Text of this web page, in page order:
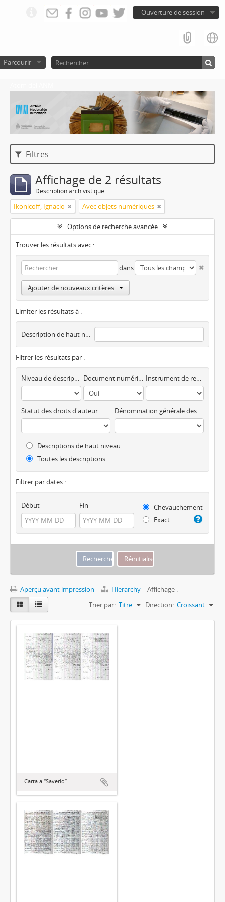
Ouverture de session
Parcourir
Filtres
Affichage de 2 résultats
Description archivistique
Ikonicoff, Ignacio Avec objets numériques
Options de recherche avancée
Trouver les résultats avec :
dans
Ajouter de nouveaux critères
Limiter les résultats à :
Description de haut niveau
Filtrer les résultats par :
Niveau de description Document numérique disponible Instrument de recherche
Statut des droits d'auteur Dénomination générale des documents
Descriptions de haut niveau
Toutes les descriptions
Filtrer par dates :
Début Fin
Chevauchement
Exact
Aperçu avant impression Hierarchy
Affichage :
Trier par: Titre Direction: Croissant
Carta a “Saverio”